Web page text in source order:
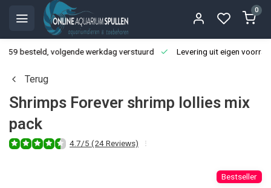
0
besteld, volgende werkdag verstuurd Levering uit eigen
Terug
Shrimps Forever shrimp lollies mix
pack
4.7/5 (24 Reviews)
Bestseller